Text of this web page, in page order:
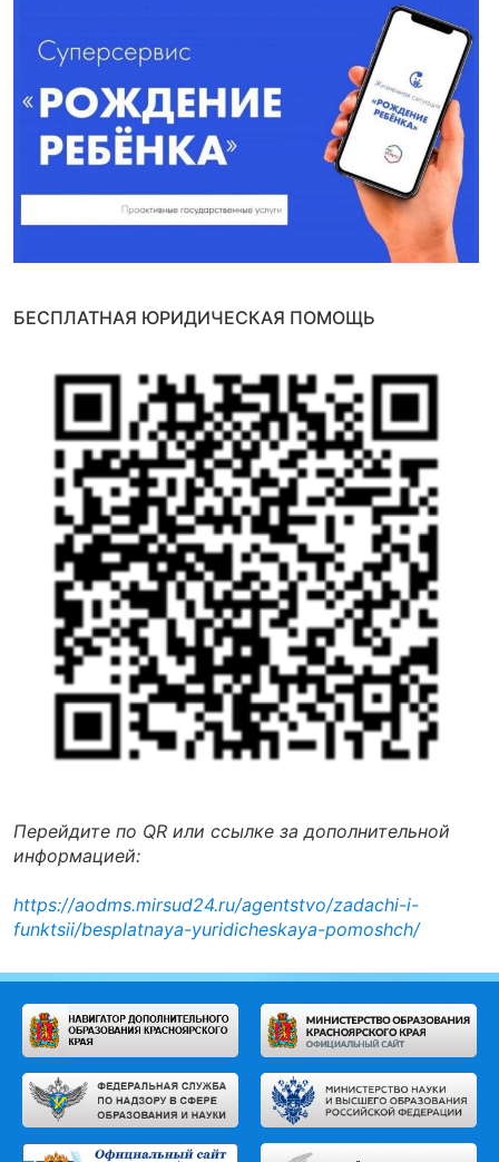
БЕСПЛАТНАЯ ЮРИДИЧЕСКАЯ ПОМОЩЬ
Перейдите по QR или ссылке за дополнительной
информацией:
https://aodms.mirsud24.ru/agentstvo/zadachi-i-
funktsii/besplatnaya-yuridicheskaya-pomoshch/